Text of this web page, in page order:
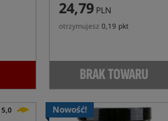
24,79 PLN
otrzymujesz 0,19 pkt
BRAK TOWARU
5,0 Nowość!